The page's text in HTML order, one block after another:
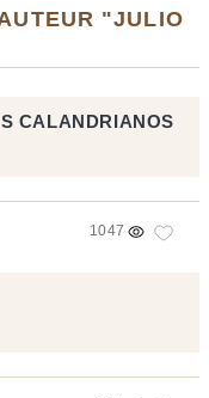
"JULIO
CALANDRIANOS
1047